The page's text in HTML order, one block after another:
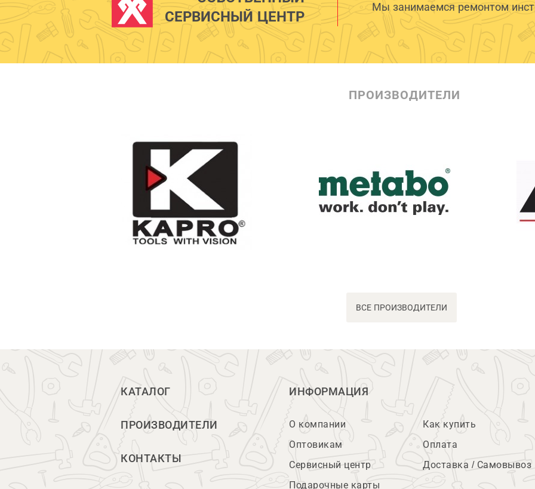
СЕРВИСНЫЙ ЦЕНТР
Мы занимаемся ремонтом
ПРОИЗВОДИТЕЛИ
ВСЕ ПРОИЗВОДИТЕЛИ
КАТАЛОГ
ПРОИЗВОДИТЕЛИ
КОНТАКТЫ
ИНФОРМАЦИЯ
О компании
Оптовикам
Сервисный центр
Подарочные карты
Как купить
Оплата
Доставка / Самовывоз